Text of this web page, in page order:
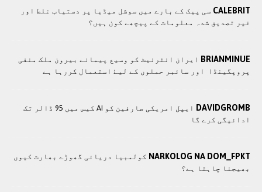
CALEBRIT سی پیک کے بارے میں سوشل میڈیا پر دستیاب غلط اور
غیر تصدیق شدہ معلومات کے پیچھے کون ہیں؟
BRIANMINUE ايران انٹرنيٹ کو وسيع پيمانے بيرون ملک منفی
پروپگينڈا اور سائبر حملوں کے ليۓ استعمال کررہا ہے
DAVIDGROMB
ایپل امریکی صارفین کو AI کیس میں 95 ڈالر تک
ادائیگی کرے گا
NARKOLOG NA DOM_FPKT کولمبیا دریائی گھوڑے بھارت کیوں
بھیجنا چاہتا ہے؟